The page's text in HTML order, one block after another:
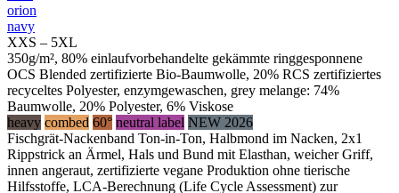
orion
navy
XXS – 5XL
350g/m², 80% einlaufvorbehandelte gekämmte ringgesponnene
OCS Blended zertifizierte Bio-Baumwolle, 20% RCS zertifiziertes
recyceltes Polyester, enzymgewaschen, grey melange: 74%
Baumwolle, 20% Polyester, 6% Viskose
heavy combed 60° neutral label NEW 2026
Fischgrät-Nackenband Ton-in-Ton, Halbmond im Nacken, 2x1
Rippstrick an Ärmel, Hals und Bund mit Elasthan, weicher Griff,
innen angeraut, zertifizierte vegane Produktion ohne tierische
Hilfsstoffe, LCA-Berechnung (Life Cycle Assessment) zur